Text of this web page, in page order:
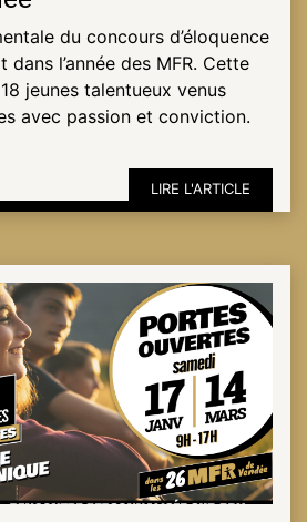
du concours d’éloquence
l’année des MFR. Cette
jeunes talentueux venus
avec passion et conviction.
LIRE L'ARTICLE